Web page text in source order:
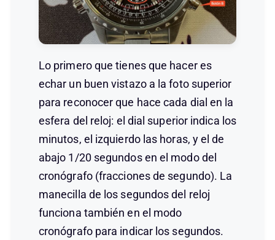
Lo primero que tienes que hacer es
echar un buen vistazo a la foto superior
para reconocer que hace cada dial en la
esfera del reloj: el dial superior indica los
minutos, el izquierdo las horas, y el de
abajo 1/20 segundos en el modo del
cronógrafo (fracciones de segundo). La
manecilla de los segundos del reloj
funciona también en el modo
cronógrafo para indicar los segundos.